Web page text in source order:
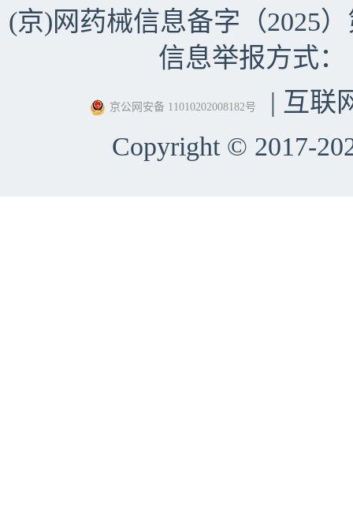
(京)网药械信息备字（2025
信息举报方式：
京公网安备 11010202008182号
| 互联
Copyright © 2017-